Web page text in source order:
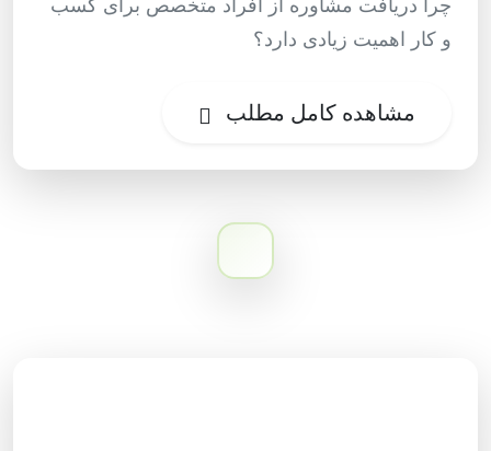
و کار اهمیت زیادی دارد؟
مشاهده کامل مطلب